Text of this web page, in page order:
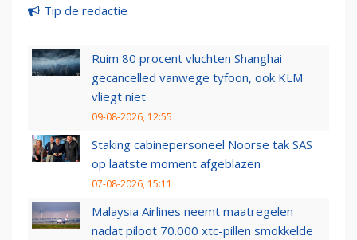
Tip de redactie
Ruim 80 procent vluchten Shanghai
gecancelled vanwege tyfoon, ook KLM
vliegt niet
09-08-2026, 12:55
Staking cabinepersoneel Noorse tak SAS
op laatste moment afgeblazen
07-08-2026, 15:11
Malaysia Airlines neemt maatregelen
nadat piloot 70.000 xtc-pillen smokkelde